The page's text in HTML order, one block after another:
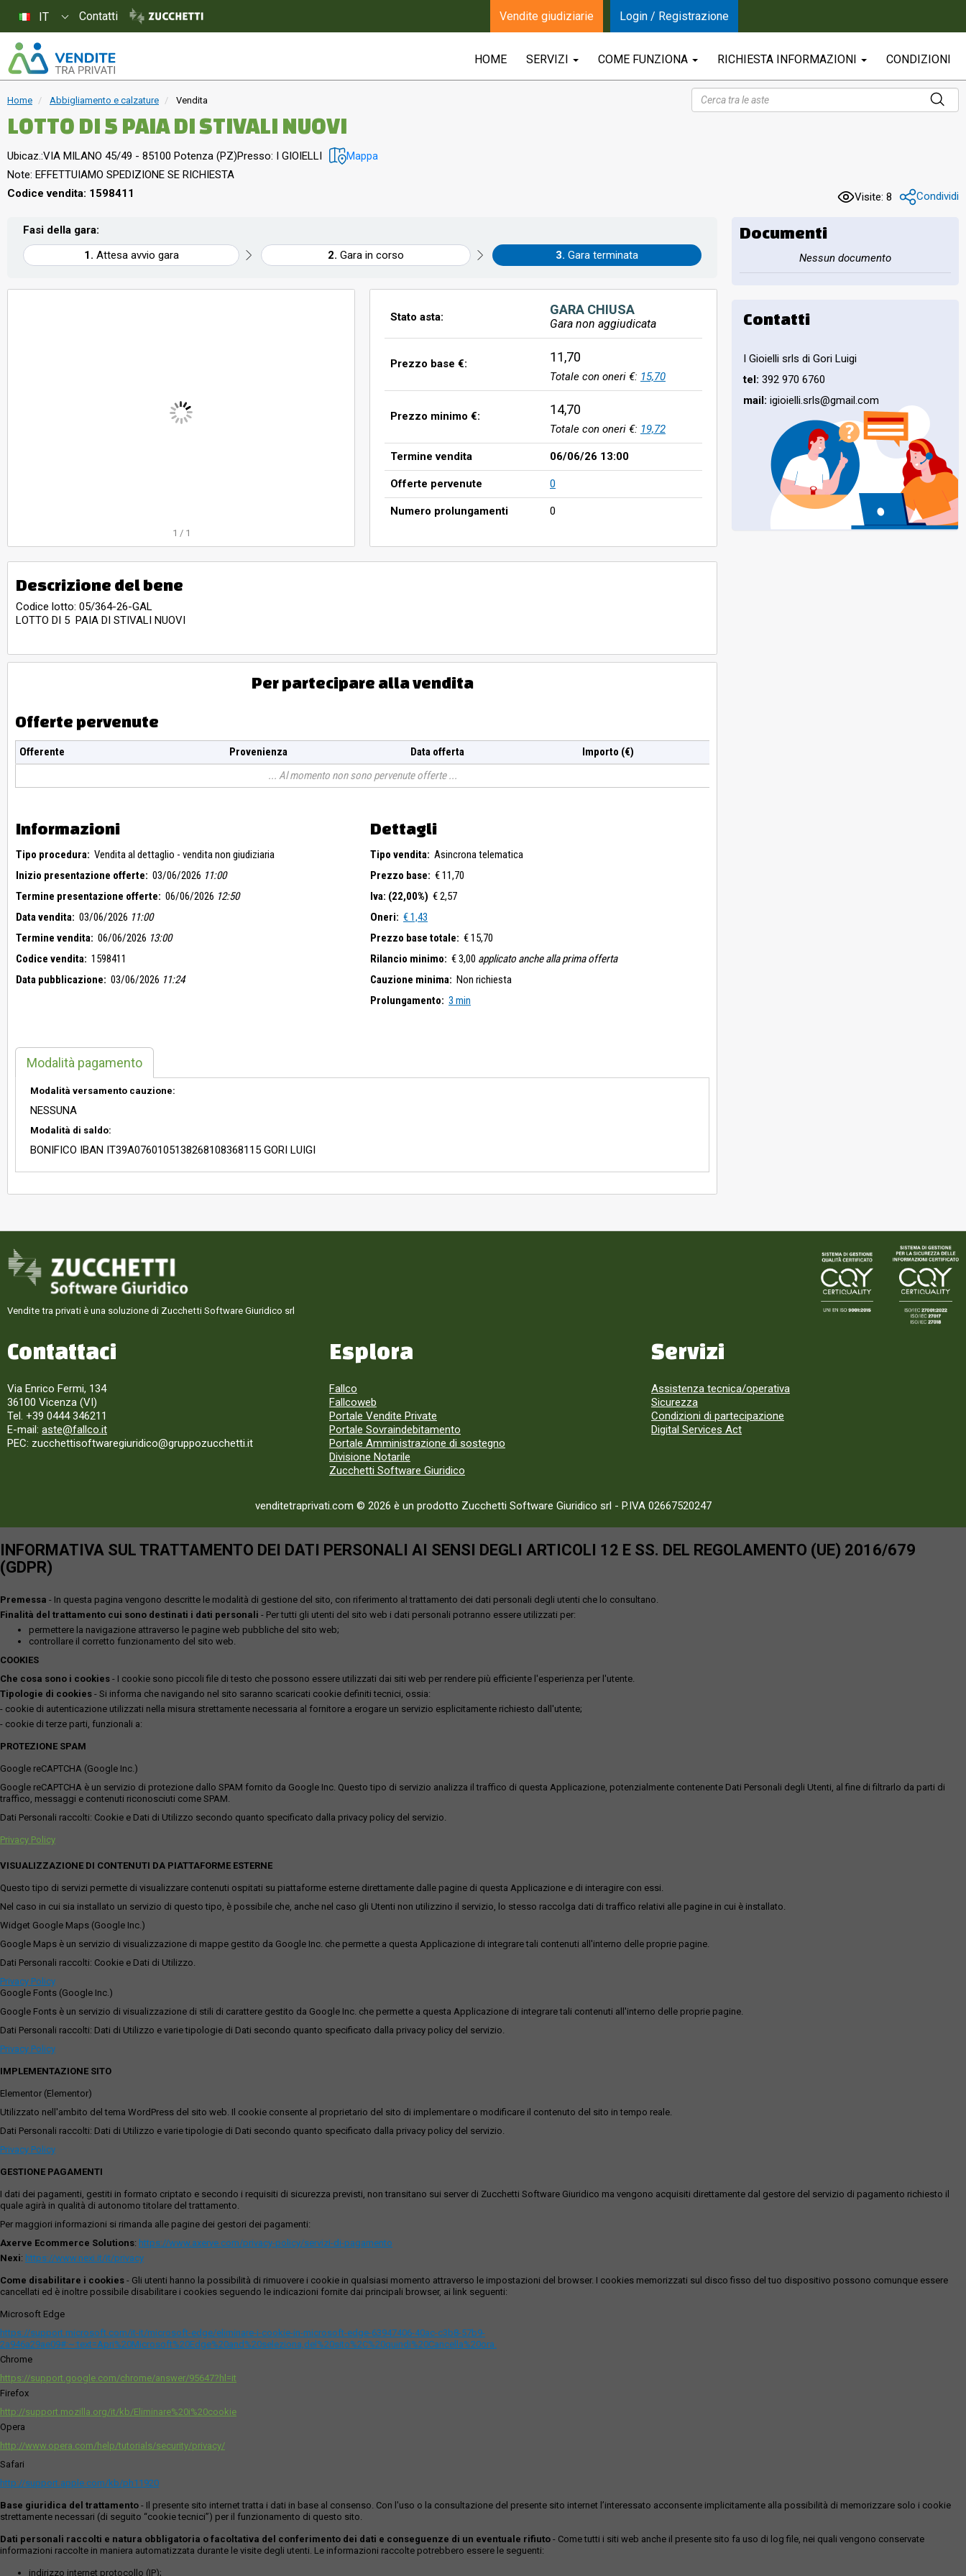
HOME SERVIZI COME FUNZIONA RICHIESTA INFORMAZIONI CONDIZIONI
Home Abbigliamento e calzature Vendita
LOTTO DI 5 PAIA DI STIVALI NUOVI
Ubicaz.:VIA MILANO 45/49 - 85100 Potenza (PZ)Presso: I GIOIELLI Mappa
Note: EFFETTUIAMO SPEDIZIONE SE RICHIESTA
Codice vendita: 1598411
Visite: 8 Condividi
Fasi della gara:
Attesa avvio gara
Gara in corso Gara terminata
1 / 1
Stato asta: GARA CHIUSA
Gara non aggiudicata
Prezzo base €: 11,70
Totale con oneri €: 15,70
Prezzo minimo €: 14,70
Totale con oneri €: 19,72
Termine vendita 06/06/26 13:00
Offerte pervenute 0
Numero prolungamenti 0
Descrizione del bene
Codice lotto: 05/364-26-GAL
LOTTO DI 5 PAIA DI STIVALI NUOVI
Per partecipare alla vendita
Offerte pervenute
Offerente Provenienza Data offerta
Importo (€)
Al momento non sono pervenute offerte
Informazioni
Tipo procedura: Vendita al dettaglio - vendita non giudiziaria
Inizio presentazione offerte: 03/06/2026 11:00
Termine presentazione offerte: 06/06/2026 12:50
Data vendita: 03/06/2026 11:00
Termine vendita: 06/06/2026 13:00
Codice vendita: 1598411
Data pubblicazione: 03/06/2026 11:24
Dettagli
Tipo vendita: Asincrona telematica
Prezzo base: € 11,70
Iva: (22,00%) € 2,57
Oneri: € 1,43
Prezzo base totale: € 15,70
Rilancio minimo: € 3,00 applicato anche alla prima offerta
Cauzione minima: Non richiesta
Prolungamento: 3 min
Modalità pagamento
Modalità versamento cauzione:
NESSUNA
Modalità di saldo:
BONIFICO IBAN IT39A0760105138268108368115 GORI LUIGI
Documenti
Nessun documento
Contatti
I Gioielli srls di Gori Luigi
tel: 392 970 6760
mail: igioielli.srls@gmail.com
Vendite tra privati è una soluzione di Zucchetti Software Giuridico srl
Contattaci
Via Enrico Fermi, 134
36100 Vicenza (VI)
Tel. +39 0444 346211
E-mail: aste@fallco.it
PEC: zucchettisoftwaregiuridico@gruppozucchetti.it
Esplora
Fallco
Fallcoweb
Portale Vendite Private
Portale Sovraindebitamento
Portale Amministrazione di sostegno
Divisione Notarile
Zucchetti Software Giuridico
Servizi
Assistenza tecnica/operativa
Sicurezza
Condizioni di partecipazione
Digital Services Act
venditetraprivati.com © 2026 è un prodotto Zucchetti Software Giuridico srl - P.IVA 02667520247
IT Contatti Vendite giudiziarie Login / Registrazione
INFORMATIVA SUL TRATTAMENTO DEI DATI PERSONALI AI SENSI DEGLI ARTICOLI 12 E SS. DEL REGOLAMENTO (UE) 2016/679
(GDPR)
Premessa - In questa pagina vengono descritte le modalità di gestione del sito, con riferimento al trattamento dei dati personali degli utenti che lo consultano.
Finalità del trattamento cui sono destinati i dati personali - Per tutti gli utenti del sito web i dati personali potranno essere utilizzati per:
permettere la navigazione attraverso le pagine web pubbliche del sito web;
controllare il corretto funzionamento del sito web.
COOKIES
Che cosa sono i cookies - I cookie sono piccoli file di testo che possono essere utilizzati dai siti web per rendere più efficiente l'esperienza per l'utente.
Tipologie di cookies - Si informa che navigando nel sito saranno scaricati cookie definiti tecnici, ossia:
- cookie di autenticazione utilizzati nella misura strettamente necessaria al fornitore a erogare un servizio esplicitamente richiesto dall'utente;
- cookie di terze parti, funzionali a:
PROTEZIONE SPAM
Google reCAPTCHA (Google Inc.)
Google reCAPTCHA è un servizio di protezione dallo SPAM fornito da Google Inc. Questo tipo di servizio analizza il traffico di questa Applicazione, potenzialmente contenente Dati Personali degli Utenti, al fine di filtrarlo da parti di
traffico, messaggi e contenuti riconosciuti come SPAM.
Dati Personali raccolti: Cookie e Dati di Utilizzo secondo quanto specificato dalla privacy policy del servizio.
Privacy Policy
VISUALIZZAZIONE DI CONTENUTI DA PIATTAFORME ESTERNE
Questo tipo di servizi permette di visualizzare contenuti ospitati su piattaforme esterne direttamente dalle pagine di questa Applicazione e di interagire con essi.
Nel caso in cui sia installato un servizio di questo tipo, è possibile che, anche nel caso gli Utenti non utilizzino il servizio, lo stesso raccolga dati di traffico relativi alle pagine in cui è installato.
Widget Google Maps (Google Inc.)
Google Maps è un servizio di visualizzazione di mappe gestito da Google Inc. che permette a questa Applicazione di integrare tali contenuti all'interno delle proprie pagine.
Dati Personali raccolti: Cookie e Dati di Utilizzo.
Privacy Policy
Google Fonts (Google Inc.)
Google Fonts è un servizio di visualizzazione di stili di carattere gestito da Google Inc. che permette a questa Applicazione di integrare tali contenuti all'interno delle proprie pagine.
Dati Personali raccolti: Dati di Utilizzo e varie tipologie di Dati secondo quanto specificato dalla privacy policy del servizio.
Privacy Policy
IMPLEMENTAZIONE SITO
Elementor (Elementor)
Utilizzato nell'ambito del tema WordPress del sito web. Il cookie consente al proprietario del sito di implementare o modificare il contenuto del sito in tempo reale.
Dati Personali raccolti: Dati di Utilizzo e varie tipologie di Dati secondo quanto specificato dalla privacy policy del servizio.
Privacy Policy
GESTIONE PAGAMENTI
I dati dei pagamenti, gestiti in formato criptato e secondo i requisiti di sicurezza previsti, non transitano sui server di Zucchetti Software Giuridico ma vengono acquisiti direttamente dal gestore del servizio di pagamento richiesto il
quale agirà in qualità di autonomo titolare del trattamento.
Per maggiori informazioni si rimanda alle pagine dei gestori dei pagamenti:
Axerve Ecommerce Solutions: https://www.axerve.com/privacy-policy/servizi-di-pagamento
Nexi: https://www.nexi.it/it/privacy
Come disabilitare i cookies - Gli utenti hanno la possibilità di rimuovere i cookie in qualsiasi momento attraverso le impostazioni del browser. I cookies memorizzati sul disco fisso del tuo dispositivo possono comunque essere
cancellati ed è inoltre possibile disabilitare i cookies seguendo le indicazioni fornite dai principali browser, ai link seguenti:
Microsoft Edge
https://support.microsoft.com/it-it/microsoft-edge/eliminare-i-cookie-in-microsoft-edge-63947406-40ac-c3b8-57b9-
2a946a29ae09#:~:text=Apri%20Microsoft%20Edge%20and%20seleziona,del%20sito%2C%20quindi%20Cancella%20ora.
Chrome
https://support.google.com/chrome/answer/95647?hl=it
Firefox
http://support.mozilla.org/it/kb/Eliminare%20i%20cookie
Opera
http://www.opera.com/help/tutorials/security/privacy/
Safari
http://support.apple.com/kb/ph11920
Base giuridica del trattamento - Il presente sito internet tratta i dati in base al consenso. Con l'uso o la consultazione del presente sito internet l’interessato acconsente implicitamente alla possibilità di memorizzare solo i cookie
strettamente necessari (di seguito “cookie tecnici”) per il funzionamento di questo sito.
Dati personali raccolti e natura obbligatoria o facoltativa del conferimento dei dati e conseguenze di un eventuale rifiuto - Come tutti i siti web anche il presente sito fa uso di log file, nei quali vengono conservate
informazioni raccolte in maniera automatizzata durante le visite degli utenti. Le informazioni raccolte potrebbero essere le seguenti:
indirizzo internet protocollo (IP);